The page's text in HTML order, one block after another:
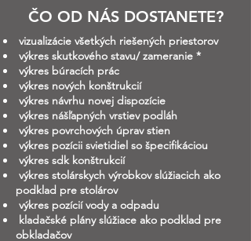
ČO OD NÁS DOSTANETE?
vizualizácie všetkých riešených priestorov
výkres skutkového stavu/ zameranie *
výkres búracích prác
výkres nových konštrukcií
výkres návrhu novej dispozície
výkres nášľapných vrstiev podláh
výkres povrchových úprav stien
výkres pozícii svietidiel so špecifikáciou
výkres sdk konštrukcií
výkres stolárskych výrobkov slúžiacich ako
podklad pre stolárov
výkres pozícií vody a odpadu
kladačské plány slúžiace ako podklad pre
obkladačov